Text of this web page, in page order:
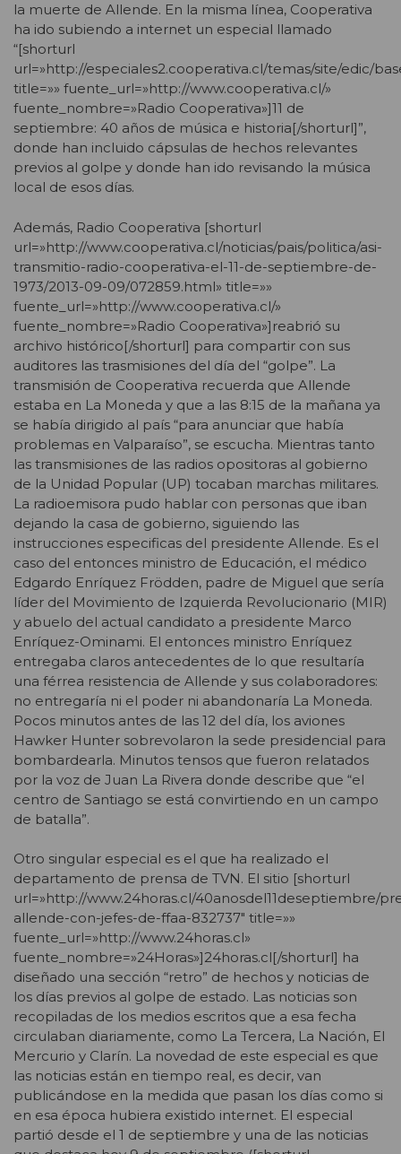
la muerte de Allende. En la misma línea, Cooperativa
ha ido subiendo a internet un especial llamado
“[shorturl
url=»http://especiales2.cooperativa.cl/temas/site/edic/
title=»» fuente_url=»http://www.cooperativa.cl/»
fuente_nombre=»Radio Cooperativa»]11 de
septiembre: 40 años de música e historia[/shorturl]”,
donde han incluido cápsulas de hechos relevantes
previos al golpe y donde han ido revisando la música
local de esos días.
Además, Radio Cooperativa [shorturl
url=»http://www.cooperativa.cl/noticias/pais/politica/asi-
transmitio-radio-cooperativa-el-11-de-septiembre-de-
1973/2013-09-09/072859.html» title=»»
fuente_url=»http://www.cooperativa.cl/»
fuente_nombre=»Radio Cooperativa»]reabrió su
archivo histórico[/shorturl] para compartir con sus
auditores las trasmisiones del día del “golpe”. La
transmisión de Cooperativa recuerda que Allende
estaba en La Moneda y que a las 8:15 de la mañana ya
se había dirigido al país “para anunciar que había
problemas en Valparaíso”, se escucha. Mientras tanto
las transmisiones de las radios opositoras al gobierno
de la Unidad Popular (UP) tocaban marchas militares.
La radioemisora pudo hablar con personas que iban
dejando la casa de gobierno, siguiendo las
instrucciones especificas del presidente Allende. Es el
caso del entonces ministro de Educación, el médico
Edgardo Enríquez Frödden, padre de Miguel que sería
líder del Movimiento de Izquierda Revolucionario (MIR)
y abuelo del actual candidato a presidente Marco
Enríquez-Ominami. El entonces ministro Enríquez
entregaba claros antecedentes de lo que resultaría
una férrea resistencia de Allende y sus colaboradores:
no entregaría ni el poder ni abandonaría La Moneda.
Pocos minutos antes de las 12 del día, los aviones
Hawker Hunter sobrevolaron la sede presidencial para
bombardearla. Minutos tensos que fueron relatados
por la voz de Juan La Rivera donde describe que “el
centro de Santiago se está convirtiendo en un campo
de batalla”.
Otro singular especial es el que ha realizado el
departamento de prensa de TVN. El sitio [shorturl
url=»http://www.24horas.cl/40anosdel11deseptiembre/
allende-con-jefes-de-ffaa-832737″ title=»»
fuente_url=»http://www.24horas.cl»
fuente_nombre=»24Horas»]24horas.cl[/shorturl] ha
diseñado una sección “retro” de hechos y noticias de
los días previos al golpe de estado. Las noticias son
recopiladas de los medios escritos que a esa fecha
circulaban diariamente, como La Tercera, La Nación, El
Mercurio y Clarín. La novedad de este especial es que
las noticias están en tiempo real, es decir, van
publicándose en la medida que pasan los días como si
en esa época hubiera existido internet. El especial
partió desde el 1 de septiembre y una de las noticias